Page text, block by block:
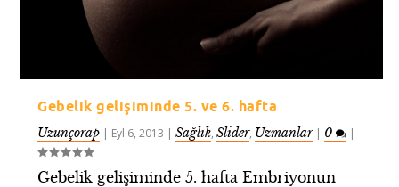
Gebelik gelişiminde 5. ve 6. hafta
Uzunçorap | Eyl 6, 2013 |Sağlık,Slider, Uzmanlar| 0 |
Gebelik gelişiminde 5. hafta Embriyonun